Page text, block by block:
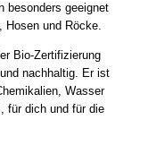
besonders geeignet
Hosen und Röcke.
Bio-Zertifizierung
nachhaltig. Er ist
Wasser
für dich und für die